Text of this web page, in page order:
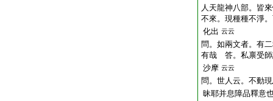
人天龍神八部。皆
不來。現種種不淨
化出 云云
問。如兩文者。有
有哉 答。私禀受師
沙摩 云云
問。世人云。不動
昧耶并息障品釋意